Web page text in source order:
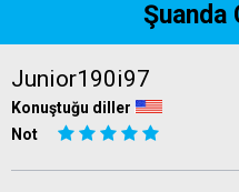
Şuanda
Junior190i97
Konuştuğu diller
Not